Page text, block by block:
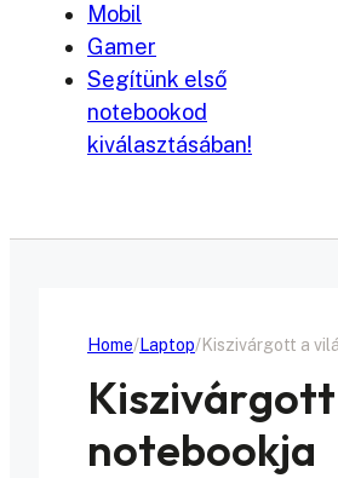
Mobil
Gamer
Segítünk első
notebookod
kiválasztásában!
Home Laptop Kiszivárgott a
notebookja